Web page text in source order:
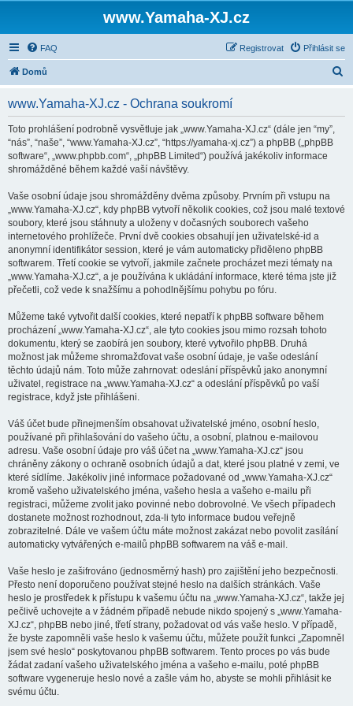
www.Yamaha-XJ.cz
FAQ Přihlásit se
Registrovat
Domů
www.Yamaha-XJ.cz - Ochrana soukromí
Toto prohlášení podrobně vysvětluje jak „www.Yamaha-XJ.cz“ (dále jen “my”,
“nás”, “naše”, “www.Yamaha-XJ.cz”, “https://yamaha-xj.cz”) a phpBB („phpBB
software“, „www.phpbb.com“, „phpBB Limited“) používá jakékoliv informace
shromážděné během každé vaší návštěvy.
Vaše osobní údaje jsou shromážděny dvěma způsoby. Prvním při vstupu na
„www.Yamaha-XJ.cz“, kdy phpBB vytvoří několik cookies, což jsou malé textové
soubory, které jsou stáhnuty a uloženy v dočasných souborech vašeho
internetového prohlížeče. První dvě cookies obsahují jen uživatelské-id a
anonymní identifikátor session, které je vám automaticky přiděleno phpBB
softwarem. Třetí cookie se vytvoří, jakmile začnete procházet mezi tématy na
„www.Yamaha-XJ.cz“, a je používána k ukládání informace, které téma jste již
přečetli, což vede k snažšímu a pohodlnějšímu pohybu po fóru.
Můžeme také vytvořit další cookies, které nepatří k phpBB software během
procházení „www.Yamaha-XJ.cz“, ale tyto cookies jsou mimo rozsah tohoto
dokumentu, který se zaobírá jen soubory, které vytvořilo phpBB. Druhá
možnost jak můžeme shromažďovat vaše osobní údaje, je vaše odeslání
těchto údajů nám. Toto může zahrnovat: odeslání příspěvků jako anonymní
uživatel, registrace na „www.Yamaha-XJ.cz“ a odeslání příspěvků po vaší
registrace, když jste přihlášeni.
Váš účet bude přinejmenším obsahovat uživatelské jméno, osobní heslo,
používané při přihlašování do vašeho účtu, a osobní, platnou e-mailovou
adresu. Vaše osobní údaje pro váš účet na „www.Yamaha-XJ.cz“ jsou
chráněny zákony o ochraně osobních údajů a dat, které jsou platné v zemi, ve
které sídlíme. Jakékoliv jiné informace požadované od „www.Yamaha-XJ.cz“
kromě vašeho uživatelského jména, vašeho hesla a vašeho e-mailu při
registraci, můžeme zvolit jako povinné nebo dobrovolné. Ve všech případech
dostanete možnost rozhodnout, zda-li tyto informace budou veřejně
zobrazitelné. Dále ve vašem účtu máte možnost zakázat nebo povolit zasílání
automaticky vytvářených e-mailů phpBB softwarem na váš e-mail.
Vaše heslo je zašifrováno (jednosměrný hash) pro zajištění jeho bezpečnosti.
Přesto není doporučeno používat stejné heslo na dalších stránkách. Vaše
heslo je prostředek k přístupu k vašemu účtu na „www.Yamaha-XJ.cz“, takže jej
pečlivě uchovejte a v žádném případě nebude nikdo spojený s „www.Yamaha-
XJ.cz“, phpBB nebo jiné, třetí strany, požadovat od vás vaše heslo. V případě,
že byste zapomněli vaše heslo k vašemu účtu, můžete použít funkci „Zapomněl
jsem své heslo“ poskytovanou phpBB softwarem. Tento proces po vás bude
žádat zadaní vašeho uživatelského jména a vašeho e-mailu, poté phpBB
software vygeneruje heslo nové a zašle vám ho, abyste se mohli přihlásit ke
svému účtu.